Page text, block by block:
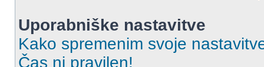
Uporabniške nastavitve
Kako spremenim svoje
Čas ni pravilen!